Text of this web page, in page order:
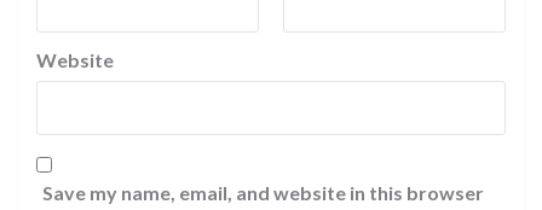
Website
Save my name, email, and website in this browser